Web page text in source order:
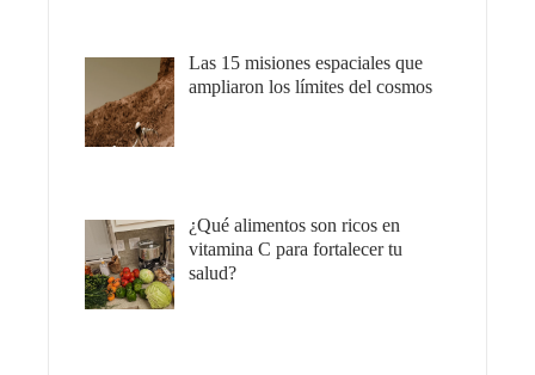
Las 15 misiones espaciales que
ampliaron los límites del cosmos
¿Qué alimentos son ricos en
vitamina C para fortalecer tu
salud?